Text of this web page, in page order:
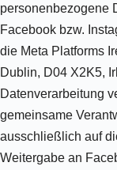
personenbezogene
Facebook bzw.
die Meta Platforms
Dublin, D04 X2K5,
Datenverarbeitung
gemeinsame
ausschließlich auf
Weitergabe an